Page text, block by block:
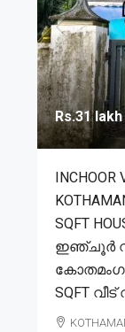
Rs.31 lakh
INCHOOR
SQFT
ഇഞ്ചൂർ
SQFT